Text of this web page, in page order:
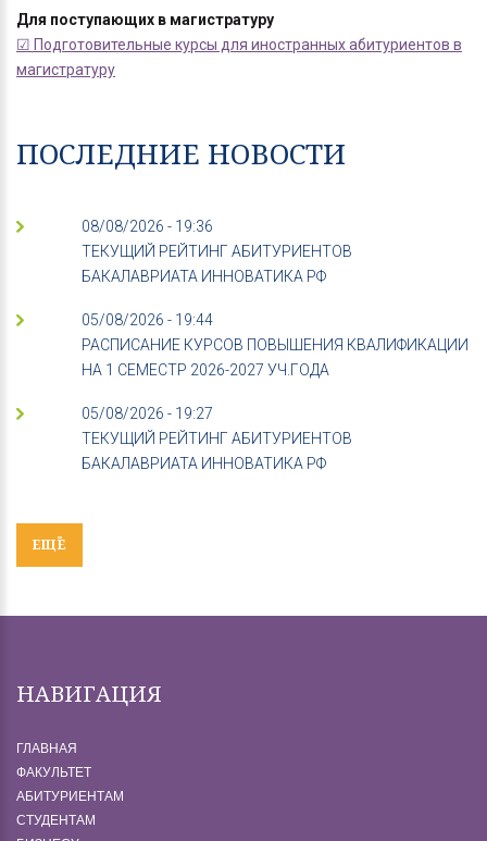
Для поступающих в магистратуру
☑ Подготовительные курсы для иностранных абитуриентов в
магистратуру
ПОСЛЕДНИЕ НОВОСТИ
08/08/2026 - 19:36
ТЕКУЩИЙ РЕЙТИНГ АБИТУРИЕНТОВ
БАКАЛАВРИАТА ИННОВАТИКА РФ
05/08/2026 - 19:44
РАСПИСАНИЕ КУРСОВ ПОВЫШЕНИЯ КВАЛИФИКАЦИИ
НА 1 СЕМЕСТР 2026-2027 УЧ.ГОДА
05/08/2026 - 19:27
ТЕКУЩИЙ РЕЙТИНГ АБИТУРИЕНТОВ
БАКАЛАВРИАТА ИННОВАТИКА РФ
ЕЩЁ
НАВИГАЦИЯ
ГЛАВНАЯ
ФАКУЛЬТЕТ
АБИТУРИЕНТАМ
СТУДЕНТАМ